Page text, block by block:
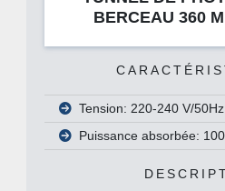
BERCEAU 360
Tension: 220-240 V/50Hz
Puissance absorbée: